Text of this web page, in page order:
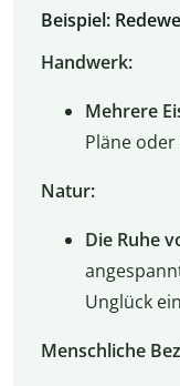
Beispiel:
Handwerk:
Mehrere
Pläne
Natur:
Die Ruhe
Unglück
Menschliche